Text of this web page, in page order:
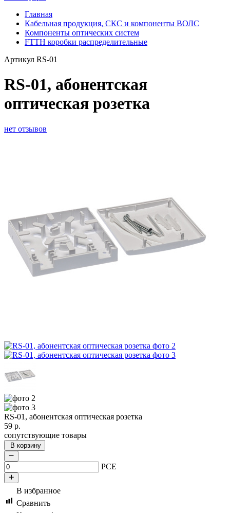
Главная
Кабельная продукция, СКС и компоненты ВОЛС
Компоненты оптических систем
FTTH коробки распределительные
Артикул RS-01
RS-01, абонентская
оптическая розетка
нет отзывов
RS-01, абонентская оптическая розетка
59 р.
сопутствующие товары
В корзину
PCE
В избранное
Сравнить